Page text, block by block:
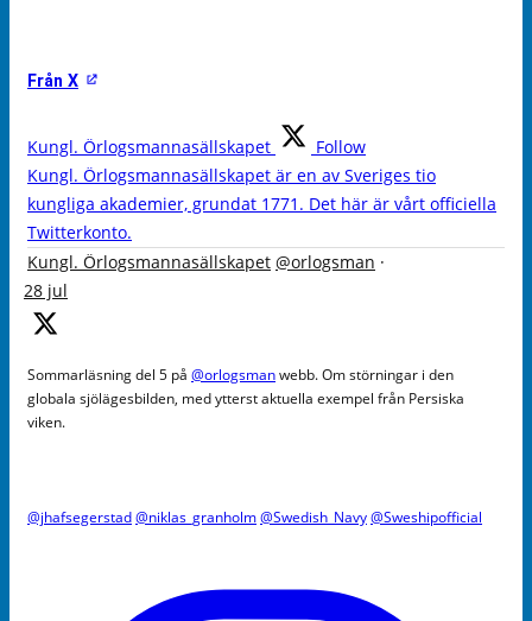
Från X
Kungl. Örlogsmannasällskapet
Follow
Kungl. Örlogsmannasällskapet är en av Sveriges tio
kungliga akademier, grundat 1771. Det här är vårt officiella
Twitterkonto.
Kungl. Örlogsmannasällskapet @orlogsman ·
28 jul
Sommarläsning del 5 på @orlogsmanwebb. Om störningar i den
globala sjölägesbilden, med ytterst aktuella exempel från Persiska
viken.
@jhafsegerstad@niklas_granholm@Swedish_Navy@Sweshipofficial